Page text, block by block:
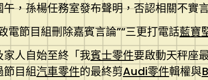
午，孫楊任務室發布聲明，否認相關不實
電節目組刪除嘉賓言論”“三更打電話藍寶
人自始至終「我賓士零件要啟動天秤座
節目組汽車零件的最終剪Audi零件輯權與